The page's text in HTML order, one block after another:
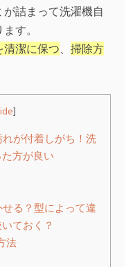
詰まって洗濯機自
す。
清潔に保つ
掃除方
]
が付着しがち！洗
方が良い
る？型によって違
ておく？
法